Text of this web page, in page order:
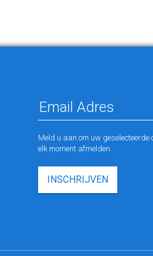
Meld u aan om uw
elk moment afmelden.
INSCHRIJVEN